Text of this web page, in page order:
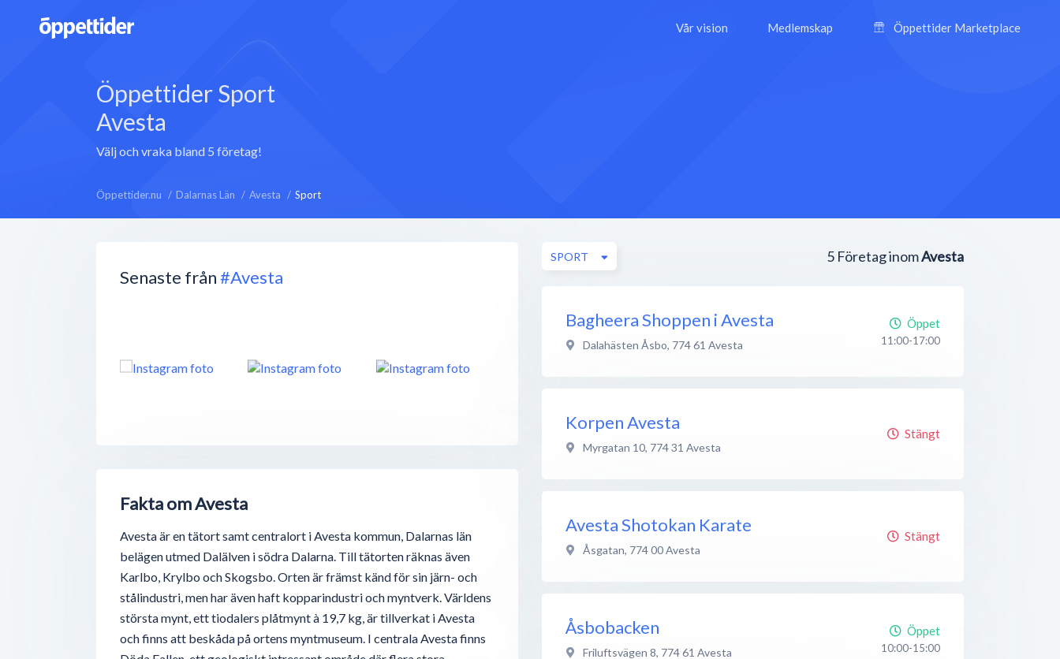
Vår vision Medlemskap Öppettider Marketplace
Öppettider Sport
Avesta
Välj och vraka bland 5 företag!
Öppettider.nu Dalarnas Län Avesta Sport
Senaste från#Avesta
Fakta om Avesta
Avesta är en tätort samt centralort i Avesta kommun, Dalarnas län
belägen utmed Dalälven i södra Dalarna. Till tätorten räknas även
Karlbo, Krylbo och Skogsbo. Orten är främst känd för sin järn- och
stålindustri, men har även haft kopparindustri och myntverk. Världens
största mynt, ett tiodalers plåtmynt à 19,7 kg, är tillverkat i Avesta
och finns att beskåda på ortens myntmuseum. I centrala Avesta finns
5 Företag inomAvesta
SPORT
Bagheera Shoppen i Avesta
Dalahästen Åsbo, 774 61 Avesta
Öppet
11:00-17:00
Korpen Avesta
Myrgatan 10, 774 31 Avesta
Stängt
Avesta Shotokan Karate
Åsgatan, 774 00Avesta
Stängt
Åsbobacken
Friluftsvägen 8, 774 61 Avesta
Öppet
10:00-15:00